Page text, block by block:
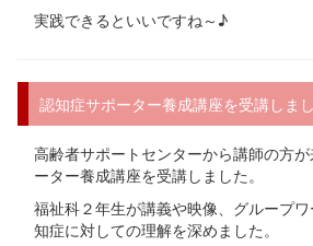
実践できるといいですね～♪
認知症サポーター養成講座を受講しま
高齢者サポートセンターから講師の方
ーター養成講座を受講しました。
福祉科２年生が講義や映像、グループ
知症に対しての理解を深めました。